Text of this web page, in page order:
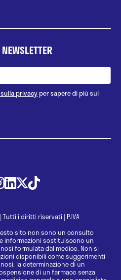
privacy per sapere di più sul
| Tutti i diritti riservati | P.IVA
sito non sono un consulto
informazioni sostituiscono un
formulata dal medico. Non si
disponibili come suggerimenti
la determinazione di un
di un farmaco senza